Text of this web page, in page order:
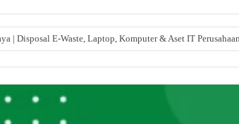
| Disposal E-Waste, Laptop, Komputer & Aset IT